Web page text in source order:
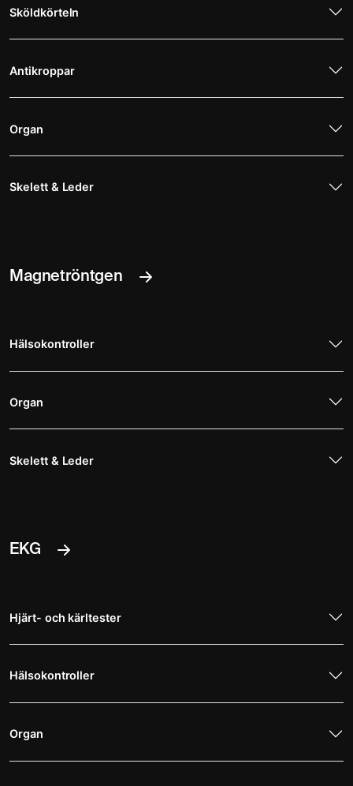
Sköldkörteln
Antikroppar
Organ
Skelett & Leder
Magnetröntgen
Hälsokontroller
Organ
Skelett & Leder
EKG
Hjärt- och kärltester
Hälsokontroller
Organ